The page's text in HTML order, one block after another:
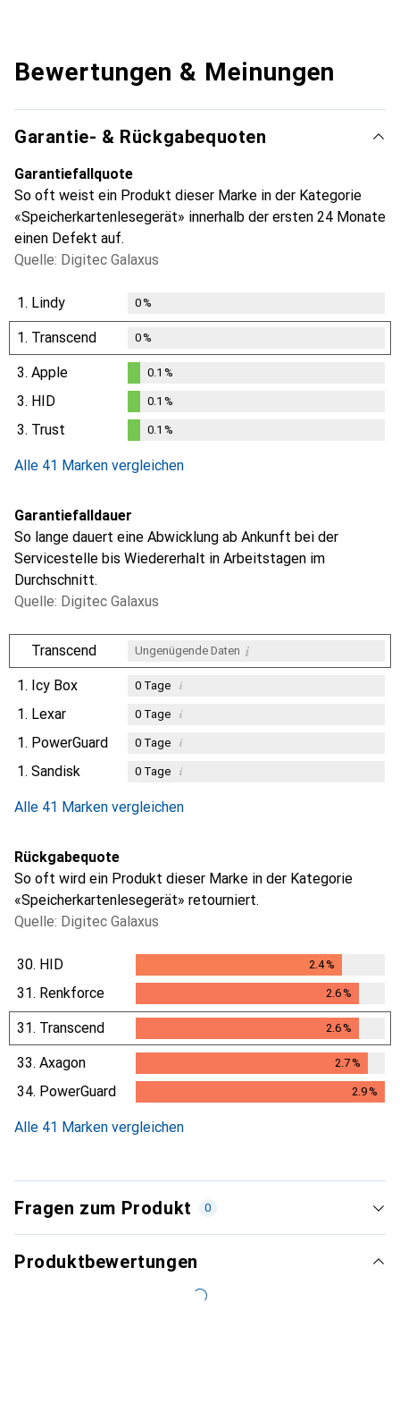
Bewertungen & Meinungen
Garantie- & Rückgabequoten
Garantiefallquote
So oft weist ein Produkt dieser Marke in der Kategorie
«Speicherkartenlesegerät» innerhalb der ersten 24 Monate
einen Defekt auf.
Quelle: Digitec Galaxus
1. Lindy 0%
1. Transcend 0%
3. Apple
%
0.1 %
3. HID
%
0.1 %
3. Trust 0.1 %
Alle 41 Marken vergleichen
Garantiefalldauer
So lange dauert eine Abwicklung ab Ankunft bei der
Servicestelle bis Wiedererhalt in Arbeitstagen im
Durchschnitt.
Quelle: Digitec Galaxus
Transcend Ungenügende Daten i
1. Icy Box 0Tage i
1. Lexar 0Tage i
1. PowerGuard 0Tage i
1. Sandisk 0Tage i
Alle 41 Marken vergleichen
Rückgabequote
So oft wird ein Produkt dieser Marke in der Kategorie
«Speicherkartenlesegerät» retourniert.
Quelle: Digitec Galaxus
30. HID 2.4%
31. Renkforce 2.6%
2.6%
31. Transcend 2.6%
2.6%
33. Axagon 2.7%
2.7%
34. PowerGuard 2.9%
Alle 41 Marken vergleichen
Fragen zum Produkt 0
Produktbewertungen